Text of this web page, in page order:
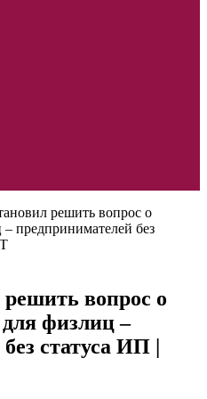
решить вопрос о
предпринимателей без
вопрос о
физлиц –
статуса ИП |